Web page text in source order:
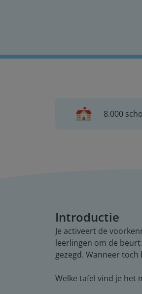
8.000
Introductie
Je activeert de
leerlingen om de
gezegd. Wanneer
Welke tafel vind je het